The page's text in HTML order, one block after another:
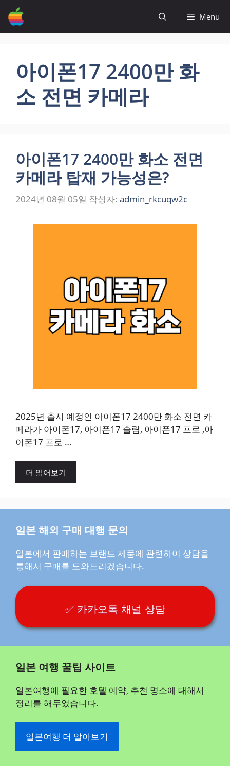
츠
Menu
아이폰17 2400만 화
소 전면 카메라
아이폰17 2400만 화소 전면
카메라 탑재 가능성은?
2024년 08월 05일 작성자: admin_rkcuqw2c
2025년 출시 예정인 아이폰17 2400만 화소 전면 카
메라가 아이폰17, 아이폰17 슬림, 아이폰17 프로 ,아
이폰17 프로 …
더 읽어보기
일본 해외 구매 대행 문의
일본에서 판매하는 브랜드 제품에 관련하여 상담을
통해서 구매를 도와드리겠습니다.
✅ 카카오톡 채널 상담
일본 여행 꿀팁 사이트
일본여행에 필요한 호텔 예약, 추천 명소에 대해서
정리를 해두었습니다.
일본여행 더 알아보기